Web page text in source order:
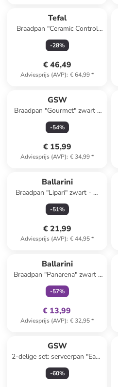
Tefal
Braadpan "Ceramic Control
Grey" zwart/grijs - Ø 28 cm
-28%
€ 46,49
Adviesprijs (AVP): € 64,99*
GSW
Braadpan "Gourmet" zwart -
Ø 24 cm
-54%
€ 15,99
Adviesprijs (AVP): € 34,99*
Ballarini
Braadpan "Lipari" zwart - Ø
28 cm
-51%
€ 21,99
Adviesprijs (AVP): € 44,95*
Ballarini
Braadpan "Panarena" zwart -
Ø 24 cm
-57%
€ 13,99
Adviesprijs (AVP): € 32,95*
GSW
2-delige set: serveerpan "Easy
Click" zwart - Ø 28 cm
-60%